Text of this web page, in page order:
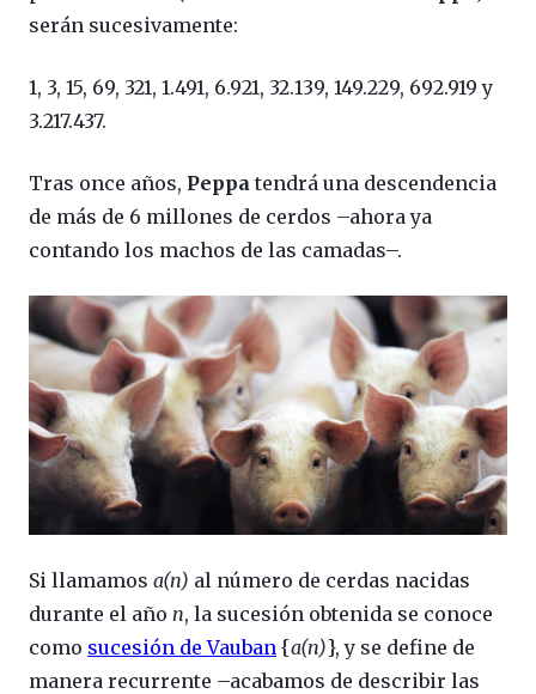
serán sucesivamente:
1, 3, 15, 69, 321, 1.491, 6.921, 32.139, 149.229, 692.919 y
3.217.437.
Tras once años, Peppa tendrá una descendencia
de más de 6 millones de cerdos –ahora ya
contando los machos de las camadas–.
Si llamamos a(n) al número de cerdas nacidas
durante el año n, la sucesión obtenida se conoce
como sucesión de Vauban {a(n)}, y se define de
manera recurrente –acabamos de describir las